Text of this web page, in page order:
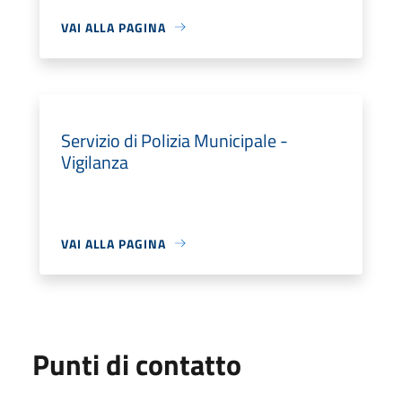
VAI ALLA PAGINA
Servizio di Polizia Municipale -
Vigilanza
VAI ALLA PAGINA
Punti di contatto